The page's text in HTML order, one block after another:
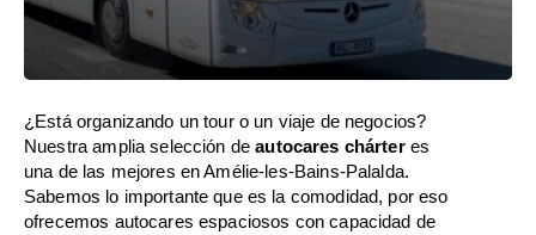
¿Está organizando un tour o un viaje de negocios?
Nuestra amplia selección deautocares chárteres
una de las mejores en Amélie-les-Bains-Palalda.
Sabemos lo importante que es la comodidad, por eso
ofrecemos autocares espaciosos con capacidad de